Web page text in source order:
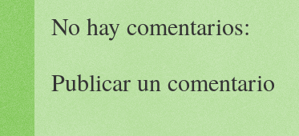
No hay comentarios:
Publicar un comentario